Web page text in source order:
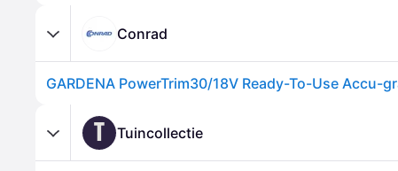
Conrad
T Tuincollectie